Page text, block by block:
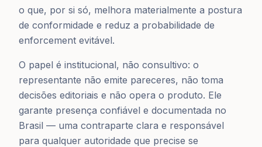
o que, por si só, melhora materialmente a postura
de conformidade e reduz a probabilidade de
enforcement evitável.
O papel é institucional, não consultivo: o
representante não emite pareceres, não toma
decisões editoriais e não opera o produto. Ele
garante presença confiável e documentada no
Brasil — uma contraparte clara e responsável
para qualquer autoridade que precise se